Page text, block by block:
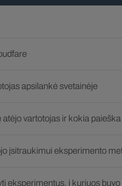
apsilankė svetainėje
vartotojas ir kokia
įsitraukimui eksperimento
eksperimentus, į kuriuos